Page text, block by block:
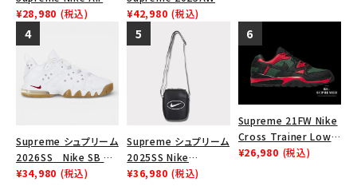
Tシャツ・ロングスリーブ
パーカー・トレーナー
ジャケット・アウター
ニット帽・ビーニー
バックパック・リュック
Force 1 Low シュプリ
ーム ナイキエアフォー
ス１スニーカー シュー
ズ ホワイト
¥28,980 (税込)
Nike SB Dunk Low ナ
イキ SB ダンク ロー ス
ニーカー ホワイト
¥42,980 (税込)
Supreme シュプリーム
2026SS Nike SB Air
Max 2 CB 94 Low SP
¥34,980 (税込)
Supreme シュプリーム
2025SS Nike
Leather Shoulder
¥36,980 (税込)
Supreme 21FW Nike
Cross Trainer Low
ナイキクロストレイナー
¥26,980 (税込)